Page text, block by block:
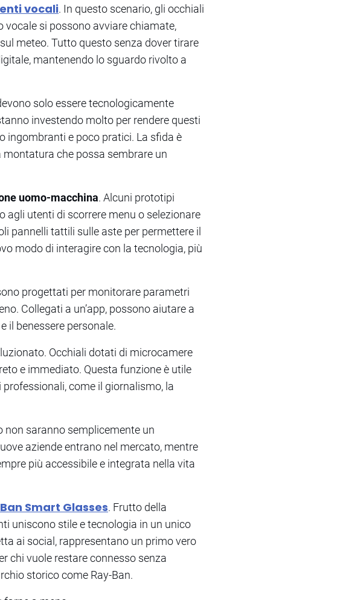
vocali. In questo scenario, gli occhiali
si possono avviare chiamate,
meteo. Tutto questo senza dover tirare
mantenendo lo sguardo rivolto a
solo essere tecnologicamente
investendo molto per rendere questi
ingombranti e poco pratici. La sfida è
che possa sembrare un
uomo-macchina. Alcuni prototipi
utenti di scorrere menu o selezionare
pannelli tattili sulle aste per permettere il
modo di interagire con la tecnologia, più
progettati per monitorare parametri
Collegati a un’app, possono aiutare a
il benessere personale.
Occhiali dotati di microcamere
e immediato. Questa funzione è utile
come il giornalismo, la
non saranno semplicemente un
aziende entrano nel mercato, mentre
più accessibile e integrata nella vita
Smart Glasses. Frutto della
uniscono stile e tecnologia in un unico
ai social, rappresentano un primo vero
chi vuole restare connesso senza
storico come Ray-Ban.